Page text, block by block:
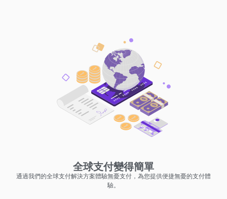
全球支付變得簡單
通過我們的全球支付解決方案體驗無憂支付，為您提供便捷無憂的支付體
驗。